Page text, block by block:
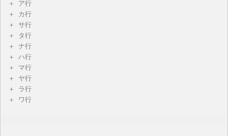
ア行
カ行
サ行
タ行
ナ行
ハ行
マ行
ヤ行
ラ行
ワ行